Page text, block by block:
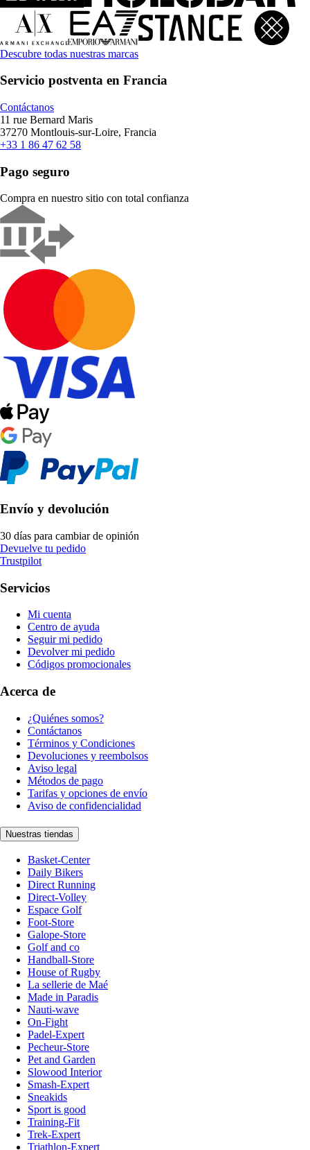
Descubre todas nuestras marcas
Servicio postventa en Francia
Contáctanos
11 rue Bernard Maris
37270 Montlouis-sur-Loire, Francia
+33 1 86 47 62 58
Pago seguro
Compra en nuestro sitio con total confianza
Envío y devolución
30 días para cambiar de opinión
Devuelve tu pedido
Trustpilot
Servicios
Mi cuenta
Centro de ayuda
Seguir mi pedido
Devolver mi pedido
Códigos promocionales
Acerca de
¿Quiénes somos?
Contáctanos
Términos y Condiciones
Devoluciones y reembolsos
Aviso legal
Métodos de pago
Tarifas y opciones de envío
Aviso de confidencialidad
Nuestras tiendas
Basket-Center
Daily Bikers
Direct Running
Direct-Volley
Espace Golf
Foot-Store
Galope-Store
Golf and co
Handball-Store
House of Rugby
La sellerie de Maé
Made in Paradis
Nauti-wave
On-Fight
Padel-Expert
Pecheur-Store
Pet and Garden
Slowood Interior
Smash-Expert
Sneakids
Sport is good
Training-Fit
Trek-Expert
Triathlon-Expert